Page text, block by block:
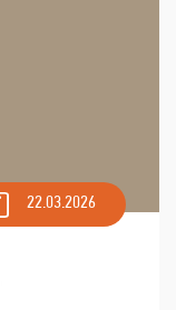
22.03.2026